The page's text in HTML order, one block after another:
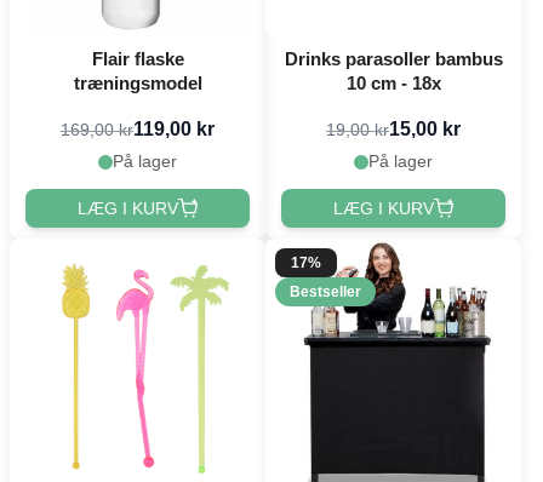
Flair flaske
træningsmodel
169,00 kr119,00 kr
På lager
LÆG I KURV
Drinks parasoller bambus
10 cm - 18x
19,00 kr15,00 kr
På lager
LÆG I KURV
17%
Bestseller